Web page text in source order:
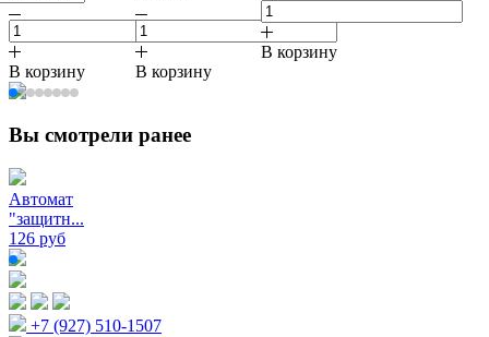
В корзину В корзину
В корзину
Вы смотрели ранее
Автомат
"защитн...
126 руб
+7 (927) 510-1507